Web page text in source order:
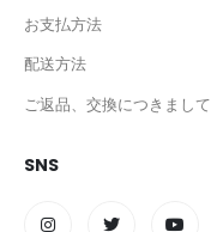
お支払方法
配送方法
ご返品、交換につきまして
SNS